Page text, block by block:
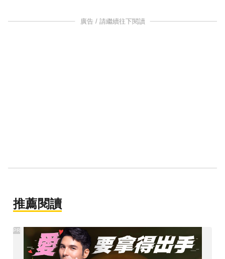
廣告 / 請繼續往下閱讀
推薦閱讀
PR